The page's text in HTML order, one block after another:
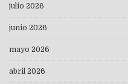
julio 2026
junio 2026
mayo 2026
abril 2026